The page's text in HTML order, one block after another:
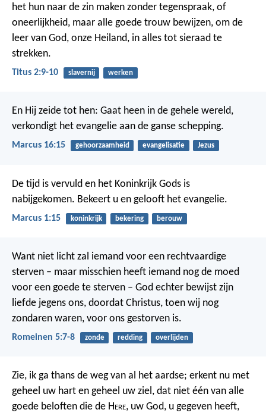
het hun naar de zin maken zonder tegenspraak, of
oneerlijkheid, maar alle goede trouw bewijzen, om de
leer van God, onze Heiland, in alles tot sieraad te
strekken.
Titus 2:9-10 slavernij werken
En Hij zeide tot hen: Gaat heen in de gehele wereld,
verkondigt het evangelie aan de ganse schepping.
Marcus 16:15 gehoorzaamheid evangelisatie Jezus
De tijd is vervuld en het Koninkrijk Gods is
nabijgekomen. Bekeert u en gelooft het evangelie.
Marcus 1:15 koninkrijk bekering berouw
Want niet licht zal iemand voor een rechtvaardige
sterven – maar misschien heeft iemand nog de moed
voor een goede te sterven – God echter bewijst zijn
liefde jegens ons, doordat Christus, toen wij nog
zondaren waren, voor ons gestorven is.
Romeinen 5:7-8 zonde redding overlijden
Zie, ik ga thans de weg van al het aardse; erkent nu met
geheel uw hart en geheel uw ziel, dat niet één van alle
goede beloften die de Here, uw God, u gegeven heeft,